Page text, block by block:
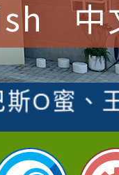
中
園市中
榮獲社
斯O蜜、
科展 國
老師、
班張O
國小朗讀
園市中